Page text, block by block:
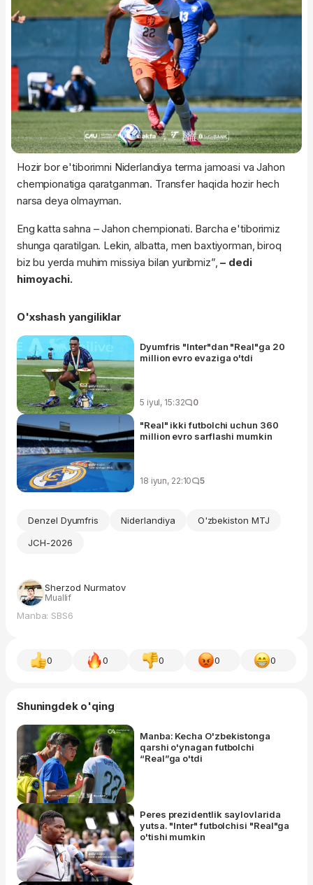
Hozir bor e'tiborimni Niderlandiya terma jamoasi va Jahon
chempionatiga qaratganman. Transfer haqida hozir hech
narsa deya olmayman.
Eng katta sahna – Jahon chempionati. Barcha e'tiborimiz
shunga qaratilgan. Lekin, albatta, men baxtiyorman, biroq
biz bu yerda muhim missiya bilan yuribmiz”, – dedi
himoyachi.
O'xshash yangiliklar
Dyumfris "Inter"dan "Real"ga 20
million evro evaziga o'tdi
5 iyul, 15:32 0
"Real" ikki futbolchi uchun 360
million evro sarflashi mumkin
18 iyun, 22:10 5
Denzel Dyumfris Niderlandiya
O'zbekiston MTJ
JCH-2026
Sherzod Nurmatov
Muallif
Manba: SBS6
0 0 0 0 0
Shuningdek o'qing
Manba: Kecha O'zbekistonga
qarshi o'ynagan futbolchi
“Real”ga o'tdi
Peres prezidentlik saylovlarida
yutsa. "Inter" futbolchisi "Real"ga
o'tishi mumkin